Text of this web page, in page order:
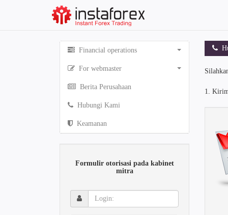
Financial operations
For webmaster
Berita Perusahaan
Hubungi Kami
Keamanan
Formulir otorisasi pada kabinet
mitra
Login:
1.